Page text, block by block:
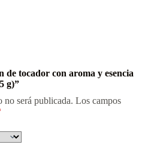
tocador con aroma y esencia
g)”
no será publicada. Los campos